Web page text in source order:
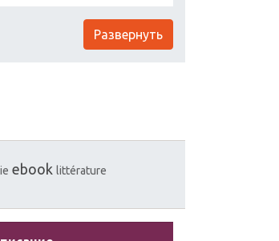
Развернуть
ebook littérature